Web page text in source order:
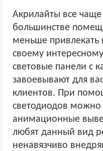
Акрилайты все
большинстве
меньше привлекать
своему
световые панели с
завоевывают для
клиентов. При
светодиодов можно
анимационные
любят данный вид
ненавязчиво